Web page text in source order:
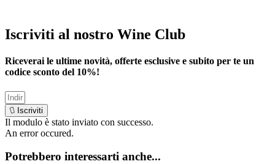
Iscriviti al nostro Wine Club
Riceverai le ultime novità, offerte esclusive e subito per te un
codice sconto del 10%!
Iscriviti
Il modulo è stato inviato con successo.
An error occured.
Potrebbero interessarti anche...